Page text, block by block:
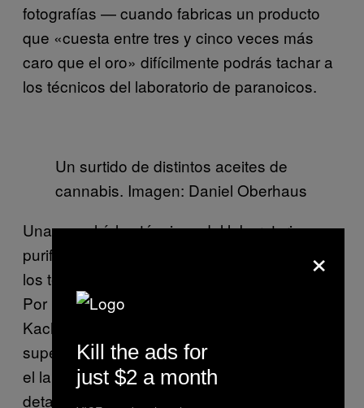
fotografías — cuando fabricas un producto
que «cuesta entre tres y cinco veces más
caro que el oro» difícilmente podrás tachar a
los técnicos del laboratorio de paranoicos.
Un surtido de distintos aceites de
cannabis. Imagen: Daniel Oberhaus
Una vez ahí, los técnicos del laboratorio
purifican todavía más el producto separando
los terpenos restantes del aceite refinado.
Por mucho que Driessen y que Remy
Kachadourian, un biólogo químico que
supervisa el desarrollo y la investigación en
el laboratorio Organa, prefieran no dar
detalles, la idea principal consiste en separar
×
Kill the ads for
just $2 a month